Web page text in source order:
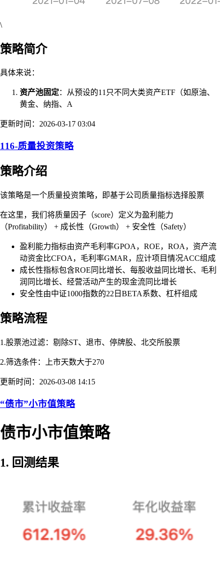
\
策略简介
具体来说：
资产池固定：从预设的11只不同大类资产ETF（如原油、
黄金、纳指、A
更新时间：2026-03-17 03:04
116-质量投资策略
策略介绍
该策略是一个质量投资策略，即基于公司质量指标选择股票
在这里，我们将质量因子（score）定义为盈利能力
（Profitability） + 成长性（Growth） + 安全性（Safety）
盈利能力指标由资产毛利率GPOA，ROE，ROA，资产流
动资金比CFOA，毛利率GMAR，应计项目情况ACC组成
成长性指标包含ROE同比增长、每股收益同比增长、毛利
润同比增长、经营活动产生的现金流同比增长
安全性由中证1000指数的22日BETA系数、杠杆组成
策略流程
1.股票池过滤：剔除ST、退市、停牌股、北交所股票
2.筛选条件：上市天数大于270
更新时间：2026-03-08 14:15
“债市”小市值策略
债市小市值策略
1. 回测结果